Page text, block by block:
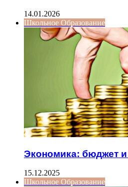
14.01.2026
Школьное Образование
Экономика: бюджет
15.12.2025
Школьное Образование